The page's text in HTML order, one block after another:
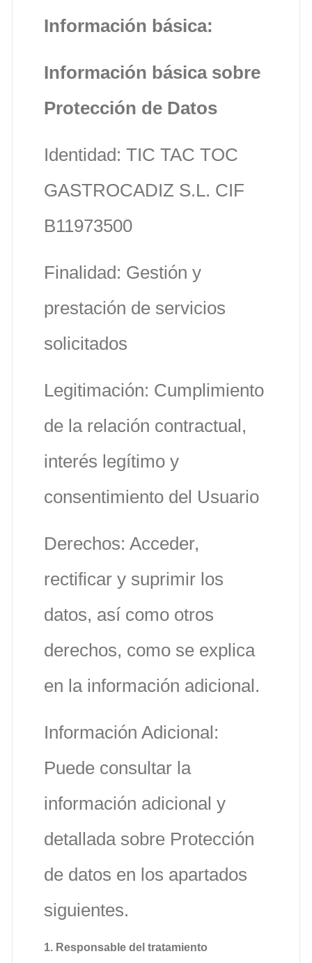
Información básica:
Información básica sobre
Protección de Datos
Identidad: TIC TAC TOC
GASTROCADIZ S.L. CIF
B11973500
Finalidad: Gestión y
prestación de servicios
solicitados
Legitimación: Cumplimiento
de la relación contractual,
interés legítimo y
consentimiento del Usuario
Derechos: Acceder,
rectificar y suprimir los
datos, así como otros
derechos, como se explica
en la información adicional.
Información Adicional:
Puede consultar la
información adicional y
detallada sobre Protección
de datos en los apartados
siguientes.
1. Responsable del tratamiento